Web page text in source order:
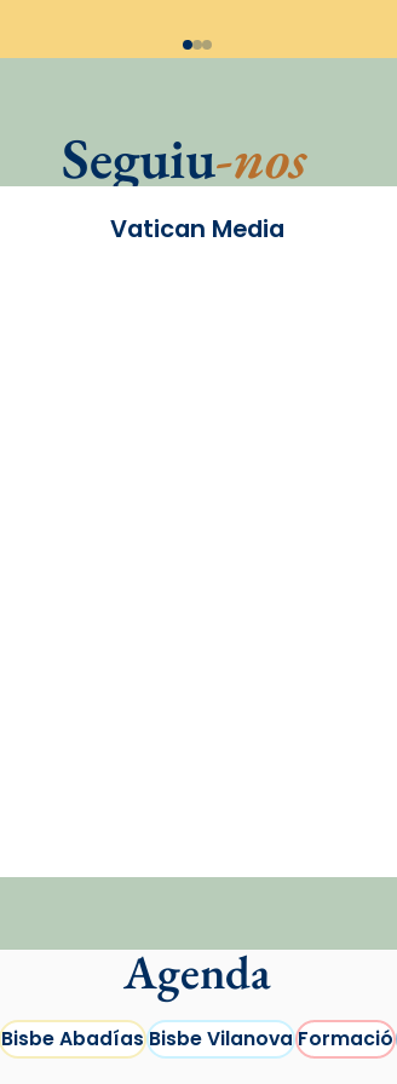
Seguiu-nos
Vatican Media
Agenda
Bisbe AbadíasBisbe VilanovaFormació